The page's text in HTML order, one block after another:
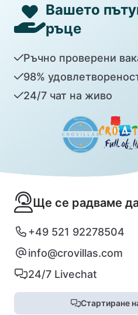
Вашето
ръце
Ръчно проверени
98%
24/7 чат на живо
Ще се радваме
+49 521 92278504
info@crovillas.com
24/7 Livechat
Стартиране